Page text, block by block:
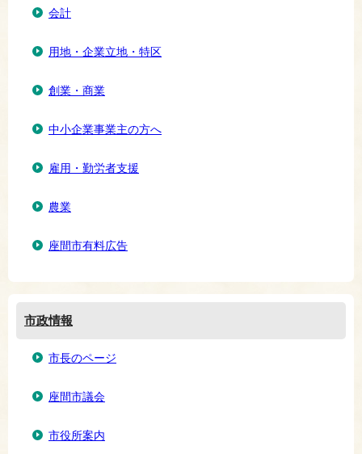
会計
用地・企業立地・特区
創業・商業
中小企業事業主の方へ
雇用・勤労者支援
農業
座間市有料広告
市政情報
市長のページ
座間市議会
市役所案内